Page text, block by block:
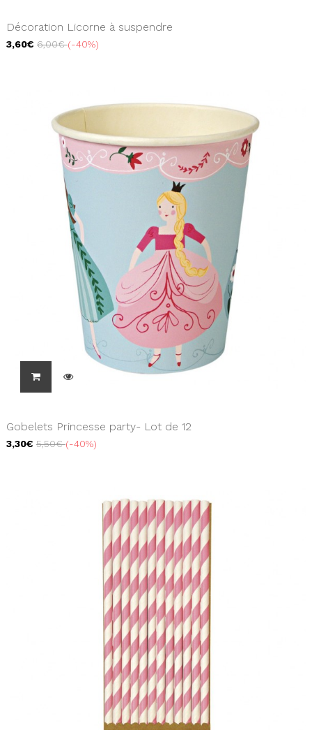
Décoration Licorne à suspendre
3,60€ 6,00€ -40%
Gobelets Princesse party- Lot de 12
3,30€ 5,50€ -40%